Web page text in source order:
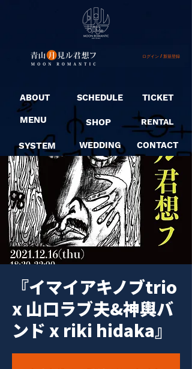
ログイン / 新規登録
ABOUT
MENU
SYSTEM
SCHEDULE
SHOP
WEDDING
TICKET
RENTAL
CONTACT
『イマイアキノブtrio
x 山口ラブ夫&神輿バ
ンド x riki hidaka』